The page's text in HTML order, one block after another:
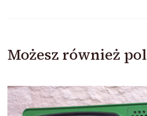
Możesz również